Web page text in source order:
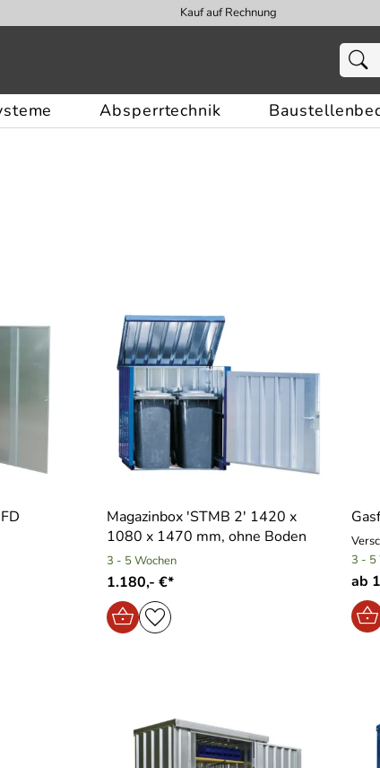
Kauf auf Rechnung
Absperrtechnik
Magazinbox ′STMB 2′ 1420 x
1080 x 1470 mm, ohne Boden
3 - 5 Wochen
1.180,- €*
3 - 5
ab